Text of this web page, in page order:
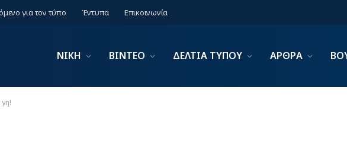
για τον τύπο Έντυπα Επικοινωνία
ΝΙΚΗ ΒΙΝΤΕΟ ΔΕΛΤΙΑ ΤΥΠΟΥ ΑΡΘΡΑ